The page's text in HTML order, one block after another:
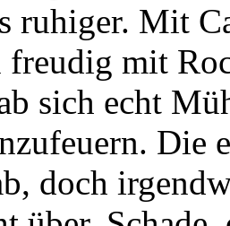
ruhiger. Mit
freudig mit
sich echt
Die
doch